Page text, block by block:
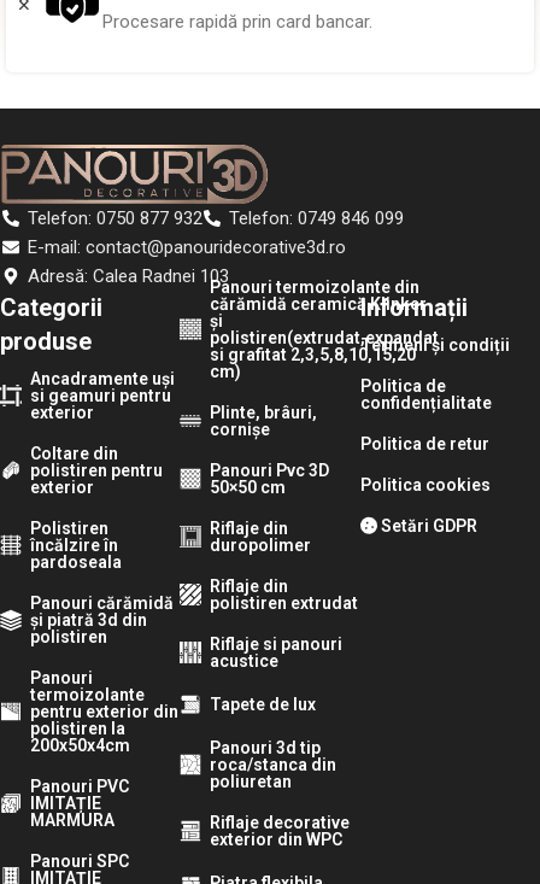
Procesare rapidă prin card bancar.
Telefon: 0750 877 932
Telefon: 0749 846 099
E-mail: contact@panouridecorative3d.ro
Adresă: Calea Radnei 103
Categorii
produse
Ancadramente uși
si geamuri pentru
exterior
Coltare din
polistiren pentru
exterior
Polistiren
încălzire în
pardoseala
Panouri cărămidă
și piatră 3d din
polistiren
Panouri
termoizolante
pentru exterior din
polistiren la
200x50x4cm
Panouri PVC
IMITAȚIE
MARMURA
Panouri SPC
IMITAȚIE
Panouri termoizolante din
cărămidă ceramică Klinker
și
polistiren(extrudat,expandat
si grafitat 2,3,5,8,10,15,20
cm)
Plinte, brâuri,
cornișe
Panouri Pvc 3D
50×50 cm
Riflaje din
duropolimer
Riflaje din
polistiren extrudat
Riflaje si panouri
acustice
Tapete de lux
Panouri 3d tip
roca/stanca din
poliuretan
Riflaje decorative
exterior din WPC
Informații
Termeni și condiții
Politica de
confidențialitate
Politica de retur
Politica cookies
Setări GDPR